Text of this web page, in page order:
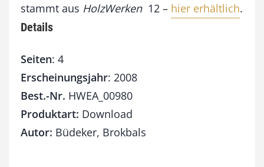
stammt aus HolzWerken 12 – hier erhältlich.
Details
Seiten: 4
Erscheinungsjahr: 2008
Best.-Nr. HWEA_00980
Produktart: Download
Autor: Büdeker, Brokbals